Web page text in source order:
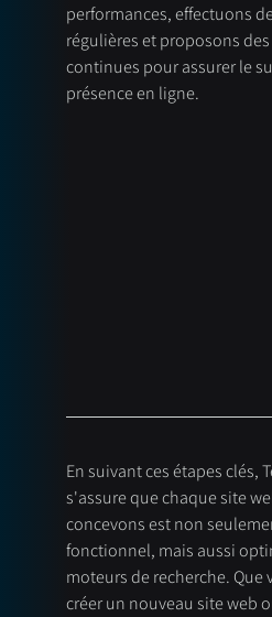
performances, effectuons
régulières et proposons
continues pour assurer le
présence en ligne.
En suivant ces étapes clés,
s'assure que chaque site
concevons est non
fonctionnel, mais aussi
moteurs de recherche. Que
créer un nouveau site web